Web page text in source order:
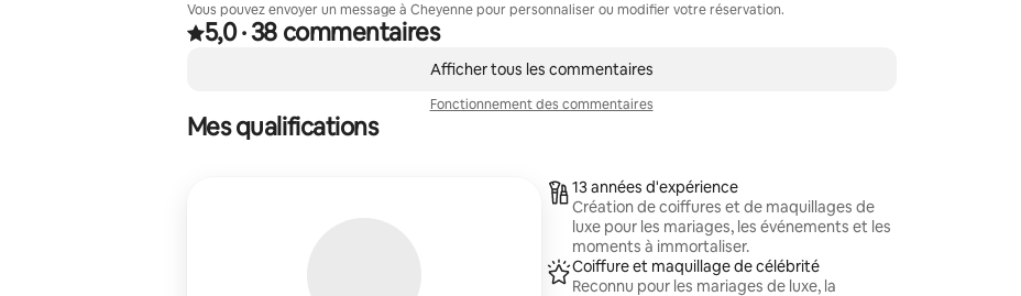
Vous pouvez envoyer un message à Cheyenne pour personnaliser ou modifier votre réservation.
5,0 sur 5 étoiles, issue de 38 commentaires
5,0
, ·38 commentaires
Afficher tous les commentaires
Fonctionnement des commentaires
Mes qualifications
13 années d'expérience
Création de coiffures et de maquillages de
luxe pour les mariages, les événements et les
moments à immortaliser.
Coiffure et maquillage de célébrité
Reconnu pour les mariages de luxe, la